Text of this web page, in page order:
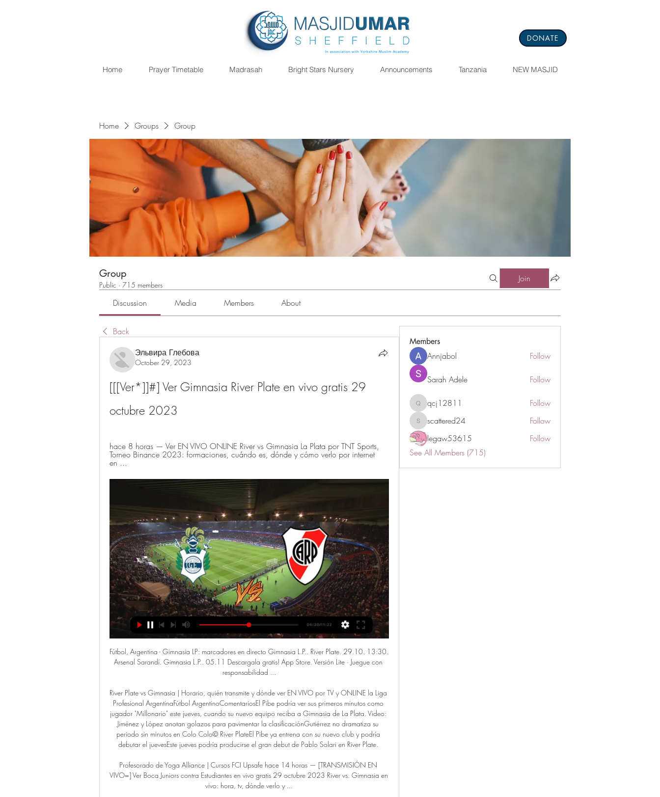
DONATE
Home Prayer Timetable Madrasah Bright Stars Nursery Announcements Tanzania NEW MASJID
Home Groups Group
Group
Public · 715 members
Join
Discussion Media Members About
Back
Эльвира Глебова
October 29, 2023
[[[Ver*]]#] Ver Gimnasia River Plate en vivo gratis 29
octubre 2023
hace 8 horas — Ver EN VIVO ONLINE River vs Gimnasia La Plata por TNT Sports,
Torneo Binance 2023: formaciones, cuándo es, dónde y cómo verlo por internet
en ...
Fútbol, Argentina - Gimnasia LP: marcadores en directo Gimnasia L.P.. River Plate. 29.10. 13:30.
Arsenal Sarandí. Gimnasia L.P.. 05.11 Descargala gratis! App Store. Versión Lite · Juegue con
responsabilidad ...
River Plate vs Gimnasia | Horario, quién transmite y dónde ver EN VIVO por TV y ONLINE la Liga
Profesional ArgentinaFútbol ArgentinoComentariosEl Pibe podría ver sus primeros minutos como
jugador "Millonario" este jueves, cuando su nuevo equipo reciba a Gimnasia de La Plata. Video:
Jiménez y López anotan golazos para pavimentar la clasificaciónGutiérrez no dramatiza su
periodo sin minutos en Colo Colo© River PlateEl Pibe ya entrena con su nuevo club y podría
debutar el juevesEste jueves podría producirse el gran debut de Pablo Solari en River Plate.
Profesorado de Yoga Alliance | Cursos FCI Upsafe hace 14 horas — [TRANSMISIÓN EN
VIVO=] Ver Boca Juniors contra Estudiantes en vivo gratis 29 octubre 2023 River vs. Gimnasia en
vivo: hora, tv, dónde verlo y ...
Members
Annjabol Follow
Sarah Adele Follow
qcj12811
qcj12811 Follow
scattered24
scattered24
Follow
legaw53615
Follow
See All Members (715)